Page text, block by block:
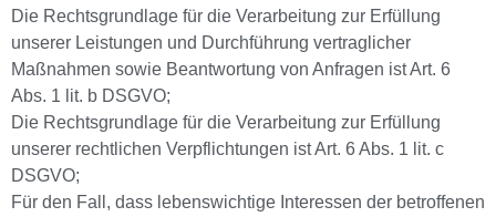
Die Rechtsgrundlage für die Verarbeitung zur Erfüllung
unserer Leistungen und Durchführung vertraglicher
Maßnahmen sowie Beantwortung von Anfragen ist Art. 6
Abs. 1 lit. b DSGVO;
Die Rechtsgrundlage für die Verarbeitung zur Erfüllung
unserer rechtlichen Verpflichtungen ist Art. 6 Abs. 1 lit. c
DSGVO;
Für den Fall, dass lebenswichtige Interessen der betroffenen